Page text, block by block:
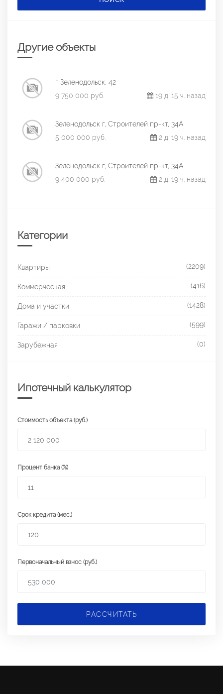
Другие объекты
г Зеленодольск, 42
9 750 000 руб.
19 д. 15 ч. назад
Зеленодольск г, Строителей пр-кт, 34А
5 000 000 руб.
2 д. 19 ч. назад
Зеленодольск г, Строителей пр-кт, 34А
9 400 000 руб.
2 д. 19 ч. назад
Категории
Квартиры (2209)
Коммерческая (416)
Дома и участки (1428)
Гаражи / парковки (599)
Зарубежная (0)
Ипотечный калькулятор
Стоимость объекта (руб.)
Процент банка (%)
Срок кредита (мес.)
Первоначальный взнос (руб.)
РАССЧИТАТЬ